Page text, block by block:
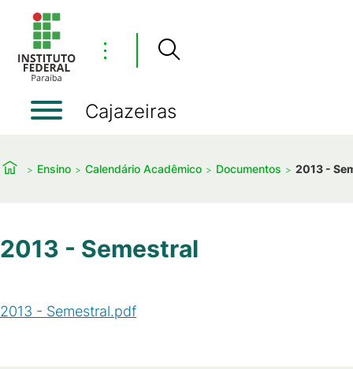
⋮
Cajazeiras
Ensino Calendário Acadêmico Documentos 2013 -
2013 - Semestral
2013 - Semestral.pdf